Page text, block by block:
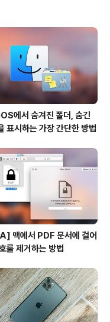
만
.구
버전은
용하
버전임
에서 숨겨진 폴더, 숨긴
표시하는 가장 간단한 방법
맥에서 PDF 문서에 걸어
를 제거하는 방법